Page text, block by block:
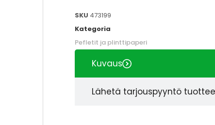
SKU 473199
Kategoria
Pefletit ja plinttipaperi
Kuvaus
Lähetä tarjouspyyntö